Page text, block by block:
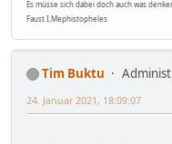
Es müsse sich dabei doch auch was
Faust I,Mephistopheles
Tim Buktu
24. Januar 2021, 18:09:07